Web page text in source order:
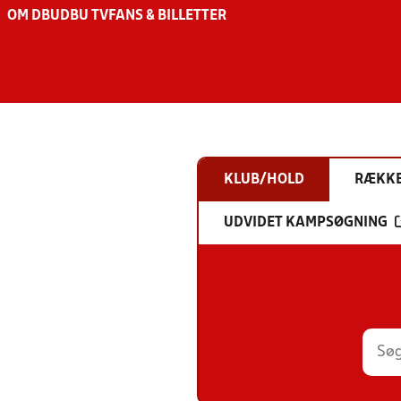
OM DBU DBU TV FANS & BILLETTER
KLUB/HOLD
UDVIDET KAMPSØGNING